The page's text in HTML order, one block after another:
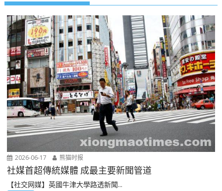
2026-06-17 熊猫时报
社媒首超傳統媒體 成最主要新聞管道
【社交网媒】英國牛津大學路透新聞...